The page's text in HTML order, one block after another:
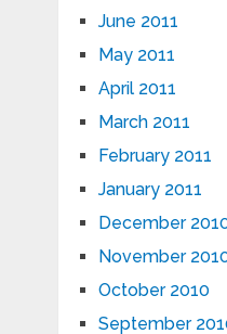
June 2011
May 2011
April 2011
March 2011
February 2011
January 2011
December
November
October 2010
September